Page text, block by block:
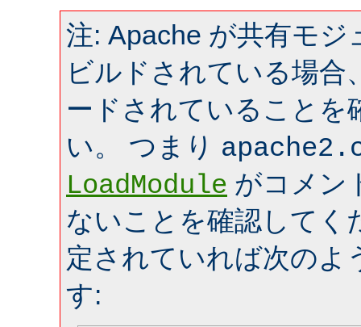
注: Apache が共有モジ
ビルドされている場合
ードされていることを
い。 つまり
LoadModule がコメン
ないことを確認してく
定されていれば次のよ
す: